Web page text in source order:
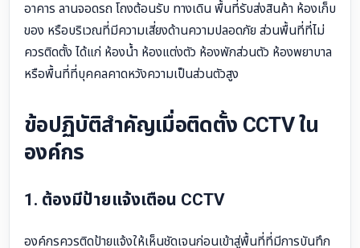
อาคาร ลานจอดรถ โถงต้อนรับ ทางเดิน พื้นที่รับส่งสินค้า ห้องเก็บ
ของ หรือบริเวณที่มีความเสี่ยงด้านความปลอดภัย ส่วนพื้นที่ที่ไม่
ควรติดตั้ง ได้แก่ ห้องน้ำ ห้องแต่งตัว ห้องพักส่วนตัว ห้องพยาบาล
หรือพื้นที่ที่บุคคลคาดหวังความเป็นส่วนตัวสูง
ข้อปฏิบัติสำคัญเมื่อติดตั้ง CCTV ใน
องค์กร
1. ต้องมีป้ายแจ้งเตือน CCTV
องค์กรควรติดป้ายแจ้งให้เห็นชัดเจนก่อนเข้าสู่พื้นที่ที่มีการบันทึก